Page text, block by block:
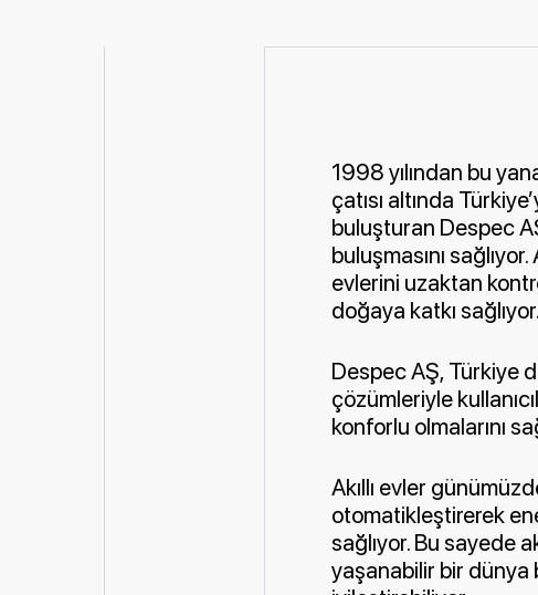
1998 yılından bu
çatısı altında
buluşturan Despec
buluşmasını
evlerini uzaktan
doğaya katkı sağlıyor.
Despec AŞ, Türkiye
çözümleriyle
konforlu olmalarını
Akıllı evler
otomatikleştirerek
sağlıyor. Bu sayede
yaşanabilir bir dünya